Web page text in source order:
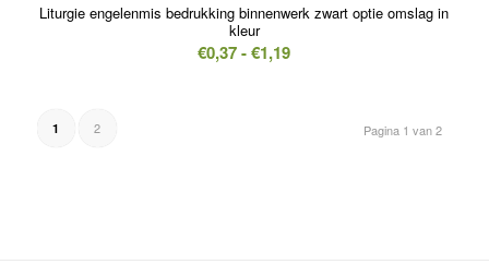
Liturgie engelenmis bedrukking binnenwerk zwart optie omslag in
kleur
€0,37 - €1,19Prijsklasse:
Pagina 1 van 2
1 2